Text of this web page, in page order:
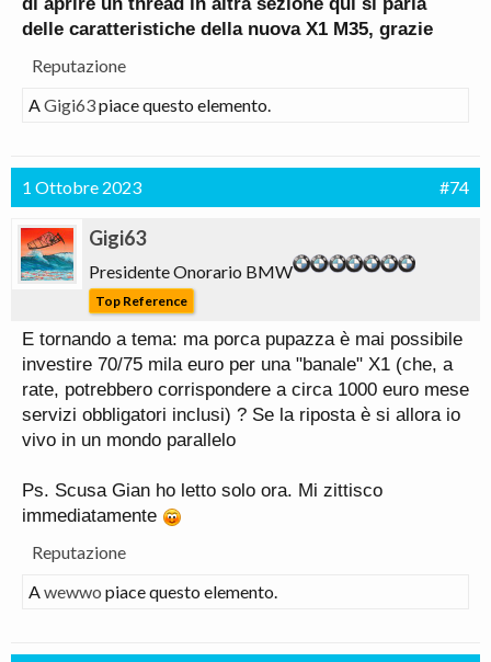
delle caratteristiche della nuova X1 M35, grazie
Reputazione
AGigi63piace questo elemento.
1 Ottobre 2023 #74
Gigi63
Presidente Onorario BMW
Top Reference
E tornando a tema: ma porca pupazza è mai possibile
investire 70/75 mila euro per una "banale" X1 (che, a
rate, potrebbero corrispondere a circa 1000 euro mese
servizi obbligatori inclusi) ? Se la riposta è si allora io
vivo in un mondo parallelo
Ps. Scusa Gian ho letto solo ora. Mi zittisco
immediatamente
Reputazione
Awewwo piace questo elemento.